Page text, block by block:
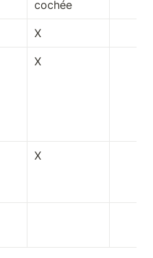
cochée
X
X
X